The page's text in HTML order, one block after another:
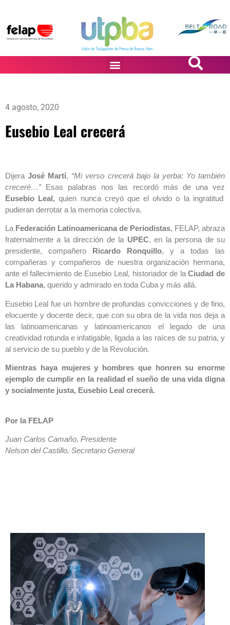
4 agosto, 2020
Eusebio Leal crecerá
DijeraJosé Martí, “Mi verso crecerá bajo la yerba: Yo también
creceré…” Esas palabras nos las recordó más de una vez
Eusebio Leal, quien nunca creyó que el olvido o la ingratitud
pudieran derrotar a la memoria colectiva.
La Federación Latinoamericana de Periodistas, FELAP, abraza
fraternalmente a la dirección de la UPEC, en la persona de su
presidente, compañero Ricardo Ronquillo, y a todas las
compañeras y compañeros de nuestra organización hermana,
ante el fallecimiento de Eusebio Leal, historiador de laCiudad de
La Habana, querido y admirado en toda Cuba y más allá.
Eusebio Leal fue un hombre de profundas convicciones y de fino,
elocuente y docente decir, que con su obra de la vida nos deja a
las latinoamericanas y latinoamericanos el legado de una
creatividad rotunda e infatigable, ligada a las raíces de su patria, y
al servicio de su pueblo y de la Revolución.
Mientras haya mujeres y hombres que honren su enorme
ejemplo de cumplir en la realidad el sueño de una vida digna
y socialmente justa, Eusebio Leal crecerá.
Por la FELAP
Juan Carlos Camaño, Presidente
Nelson del Castillo, Secretario General